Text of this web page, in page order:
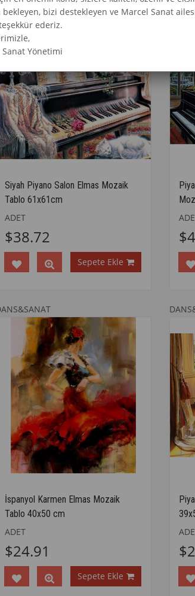
Siyah Piyano Salon Elmas Mozaik
Tablo 61x61cm
ADET
$38.72
Sepete Ekle
İspanyol Karmen Elmas Mozaik
Tablo 40x50 cm
ADET
$24.91
Sepete Ekle
bekleyen, bizi destekleyen ve Marcel Sanat
ederiz.
Yönetimi